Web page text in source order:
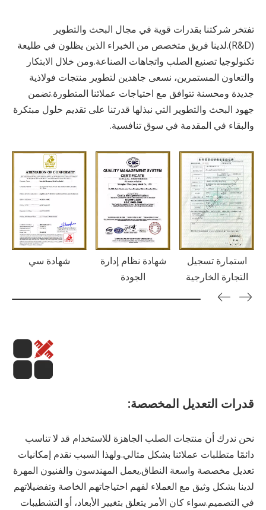
تفتخر شركتنا بقدرات قوية في مجال البحث والتطوير
(R&D).لدينا فريق متخصص من الخبراء الذين يظلون في طليعة
تكنولوجيا تصنيع الصلب واتجاهات الصناعة.ومن خلال الابتكار
والتعاون المستمرين، نسعى جاهدين لتطوير منتجات فولاذية
جديدة ومحسنة تتوافق مع احتياجات عملائنا المتطورة.تضمن
جهود البحث والتطوير التي نبذلها قدرتنا على تقديم حلول مبتكرة
والبقاء في المقدمة في سوق تنافسية.
شهادة سي
شهادة نظام إدارة
الجودة
استمارة تسجيل
التجارة الخارجية
قدرات التعديل المخصصة:
نحن ندرك أن منتجات الصلب الجاهزة للاستخدام قد لا تناسب
دائمًا متطلبات عملائنا بشكل مثالي.ولهذا السبب نقدم إمكانيات
تعديل مخصصة واسعة النطاق.يعمل المهندسون والفنيون المهرة
لدينا بشكل وثيق مع العملاء لفهم احتياجاتهم الخاصة وتفضيلاتهم
في التصميم.سواء كان الأمر يتعلق بتغيير الأبعاد، أو التشطيبات